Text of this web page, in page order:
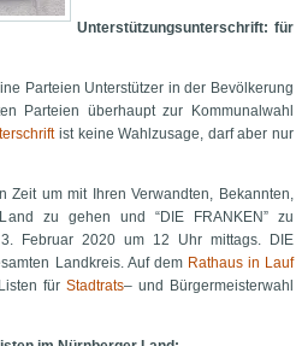
Unterstützungsunterschrift: für
Parteien Unterstützer in der Bevölkerung
Parteien überhaupt zur Kommunalwahl
ist keine Wahlzusage, darf aber nur
um mit Ihren Verwandten, Bekannten,
zu gehen und “DIE FRANKEN” zu
Februar 2020 um 12 Uhr mittags. DIE
Landkreis. Auf dem Rathaus in Lauf
für Stadtrats– und Bürgermeisterwahl